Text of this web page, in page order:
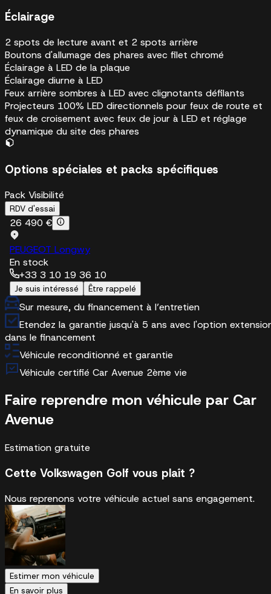
Éclairage
2 spots de lecture avant et 2 spots arrière
Boutons d'allumage des phares avec filet chromé
Éclairage à LED de la plaque
Éclairage diurne à LED
Feux arrière sombres à LED avec clignotants défilants
Projecteurs 100% LED directionnels pour feux de route et
feux de croisement avec feux de jour à LED et réglage
dynamique du site des phares
Options spéciales et packs spécifiques
Pack Visibilité
RDV d'essai
26 490 €
PEUGEOT Longwy
En stock
+33 3 10 19 36 10
Je suis intéressé Être rappelé
Sur mesure, du financement à l’entretien
Etendez la garantie jusqu'à 5 ans avec l'option
dans le financement
Véhicule reconditionné et garantie
Véhicule certifié Car Avenue 2ème vie
Faire reprendre mon véhicule par Car
Avenue
Estimation gratuite
Cette Volkswagen Golf vous plaît ?
Nous reprenons votre véhicule actuel sans engagement.
Estimer mon véhicule
En savoir plus